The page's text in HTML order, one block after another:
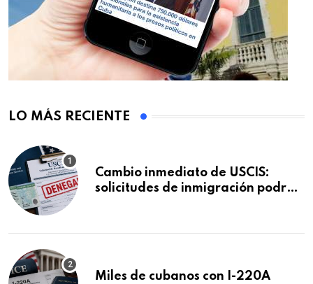
LO MÁS RECIENTE
Cambio inmediato de USCIS:
solicitudes de inmigración podrán
Miles de cubanos con I-220A